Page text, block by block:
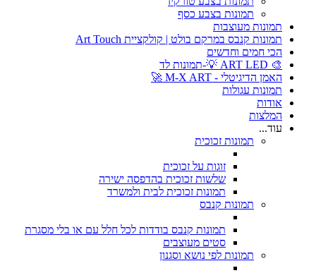
תמונות בצבע כסף
תמונות מעוצבות
תמונות קנבס במרקם בולט | קולקציית Art Touch
הכי חמים וחדשים
🎨 ART LED 💡-תמונות לד
האמן הדיגיטלי - M-X ART 🚀
תמונות עגולות
אודות
המלצות
עוד...
תמונות זכוכית
זוגות על זכוכית
שלשות זכוכית בהדפסה ישירה
תמונות זכוכית לבית ולמשרד
תמונות קנבס
תמונות קנבס בודדות לכל חלל עם או בלי מסגרת
סטים מעוצבים
תמונות לפי נושא וסגנון